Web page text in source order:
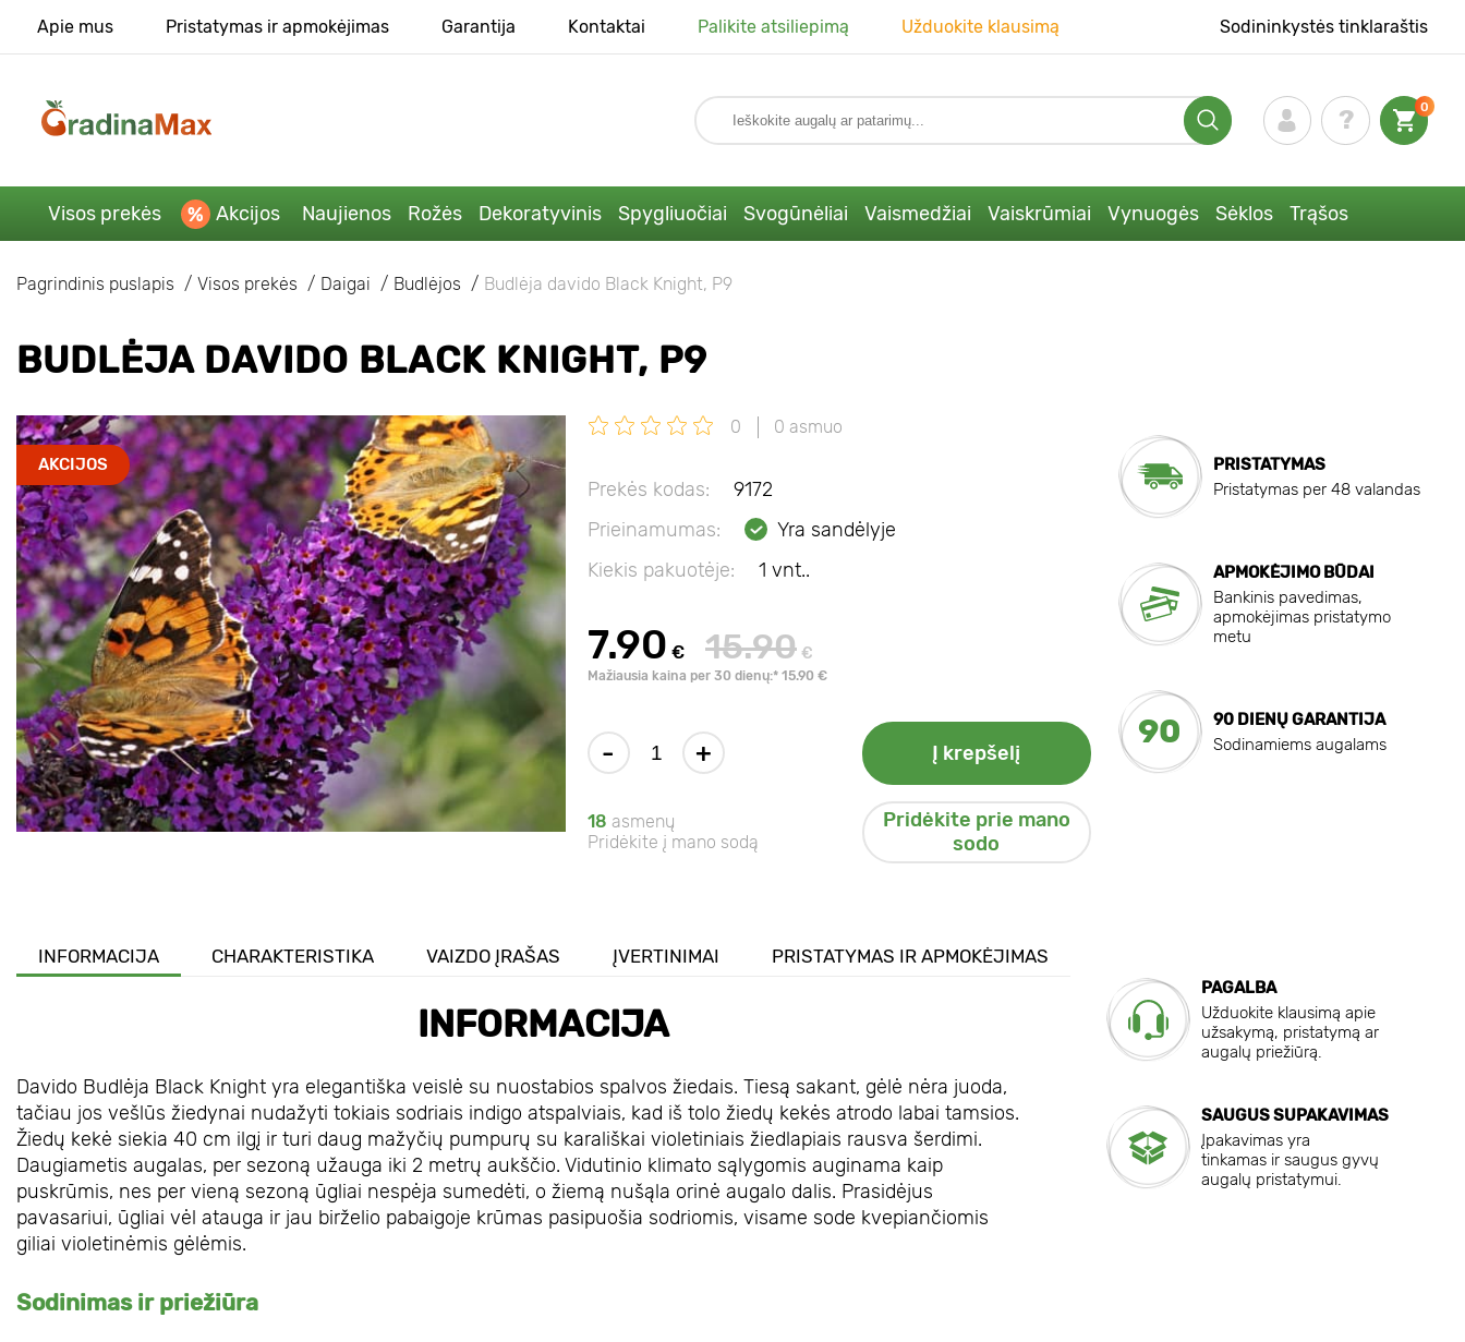
Apie mus Pristatymas ir apmokėjimas Garantija Kontaktai Palikite atsiliepimą Užduokite klausimą Sodininkystės tinklaraštis
0
Visos prekės Akcijos Naujienos Rožės Dekoratyvinis Spygliuočiai Svogūnėliai Vaismedžiai Vaiskrūmiai Vynuogės Sėklos Trąšos
Pagrindinis puslapis Visos prekės Daigai Budlėjos Budlėja davido Black Knight, P9
BUDLĖJA DAVIDO BLACK KNIGHT, P9
AKCIJOS
0 0 asmuo
Prekės kodas:
9172
Prieinamumas:
Yra sandėlyje
Kiekis pakuotėje:
1 vnt..
7.90 € 15.90 €
Mažiausia kaina per 30 dienų:* 15.90 €
- + Į krepšelį
18 asmenų
Pridėkite į mano sodą
Pridėkite prie mano
sodo
PRISTATYMAS
Pristatymas per 48 valandas
APMOKĖJIMO BŪDAI
Bankinis pavedimas,
apmokėjimas pristatymo
metu
90
90 DIENŲ GARANTIJA
Sodinamiems augalams
INFORMACIJA CHARAKTERISTIKA VAIZDO ĮRAŠAS ĮVERTINIMAI PRISTATYMAS IR APMOKĖJIMAS
INFORMACIJA
Davido Budlėja Black Knight yra elegantiška veislė su nuostabios spalvos žiedais. Tiesą sakant, gėlė nėra juoda,
tačiau jos vešlūs žiedynai nudažyti tokiais sodriais indigo atspalviais, kad iš tolo žiedų kekės atrodo labai tamsios.
Žiedų kekė siekia 40 cm ilgį ir turi daug mažyčių pumpurų su karališkai violetiniais žiedlapiais rausva šerdimi.
Daugiametis augalas, per sezoną užauga iki 2 metrų aukščio. Vidutinio klimato sąlygomis auginama kaip
puskrūmis, nes per vieną sezoną ūgliai nespėja sumedėti, o žiemą nušąla orinė augalo dalis. Prasidėjus
pavasariui, ūgliai vėl atauga ir jau birželio pabaigoje krūmas pasipuošia sodriomis, visame sode kvepiančiomis
giliai violetinėmis gėlėmis.
Sodinimas ir priežiūra
PAGALBA
Užduokite klausimą apie
užsakymą, pristatymą ar
augalų priežiūrą.
SAUGUS SUPAKAVIMAS
Įpakavimas yra
tinkamas ir saugus gyvų
augalų pristatymui.